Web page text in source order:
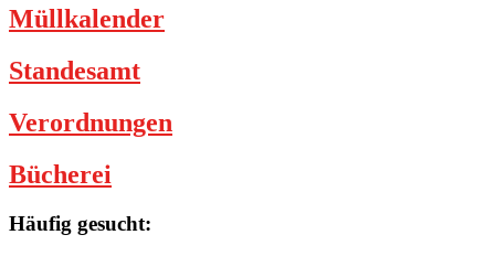
Müllkalender
Standesamt
Verordnungen
Bücherei
Häufig gesucht: